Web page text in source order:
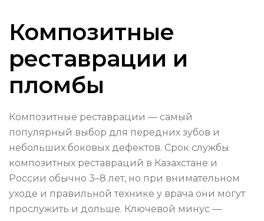
Композитные
реставрации и
пломбы
Композитные реставрации — самый
популярный выбор для передних зубов и
небольших боковых дефектов. Срок службы
композитных реставраций в Казахстане и
России обычно 3–8 лет, но при внимательном
уходе и правильной технике у врача они могут
прослужить и дольше. Ключевой минус —